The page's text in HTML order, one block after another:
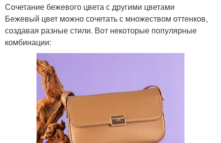
Сочетание бежевого цвета с другими цветами
Бежевый цвет можно сочетать с множеством оттенков,
создавая разные стили. Вот некоторые популярные
комбинации: